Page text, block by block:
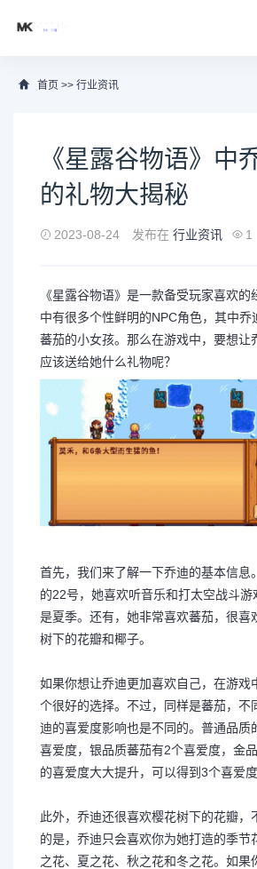
首页 >> 行业资讯
《星露谷物语》中
的礼物大揭秘
2023-08-24 发布在 行业资讯 1
《星露谷物语》是一款备受玩家喜欢
中有很多个性鲜明的NPC角色，其中乔
蕃茄的小女孩。那么在游戏中，要想让
应该送给她什么礼物呢？
首先，我们来了解一下乔迪的基本信息
的22号，她喜欢听音乐和打太空战斗
是夏季。还有，她非常喜欢蕃茄，很喜
树下的花瓣和椰子。
如果你想让乔迪更加喜欢自己，在游戏
个很好的选择。不过，同样是蕃茄，不
迪的喜爱度影响也是不同的。普通品质
喜爱度，银品质蕃茄有2个喜爱度，金
的喜爱度大大提升，可以得到3个喜爱度
此外，乔迪还很喜欢樱花树下的花瓣，
的是，乔迪只会喜欢你为她打造的季节
之花、夏之花、秋之花和冬之花。如果